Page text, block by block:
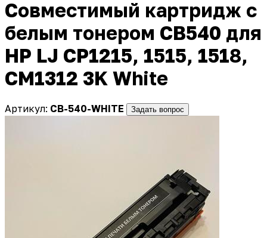
Совместимый картридж с
белым тонером CB540 для
HP LJ CP1215, 1515, 1518,
CM1312 3K White
Артикул: CB-540-WHITE Задать вопрос